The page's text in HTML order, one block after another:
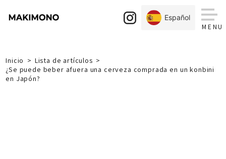
Español
Inicio
Lista de artículos
¿Se puede beber afuera una cerveza comprada en un konbini
en Japón?